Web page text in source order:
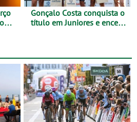
Gonçalo Costa conquista o
título em Juniores e encerra